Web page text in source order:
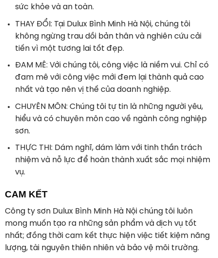
sức khỏe và an toàn.
THAY ĐỔI: Tại Dulux Bình Minh Hà Nội, chúng tôi
không ngừng trau dồi bản thân và nghiên cứu cải
tiến vì một tương lai tốt đẹp.
ĐAM MÊ: Với chúng tôi, công việc là niềm vui. Chỉ có
đam mê với công việc mới đem lại thành quả cao
nhất và tạo nên vị thế của doanh nghiệp.
CHUYÊN MÔN: Chúng tôi tự tin là những người yêu,
hiểu và có chuyên môn cao về ngành công nghiệp
sơn.
THỰC THI: Dám nghĩ, dám làm với tinh thần trách
nhiệm và nỗ lực để hoàn thành xuất sắc mọi nhiệm
vụ.
CAM KẾT
Công ty sơn Dulux Bình Minh Hà Nội chúng tôi luôn
mong muốn tạo ra những sản phẩm và dịch vụ tốt
nhất; đồng thời cam kết thực hiện việc tiết kiệm năng
lượng, tài nguyên thiên nhiên và bảo vệ môi trường.